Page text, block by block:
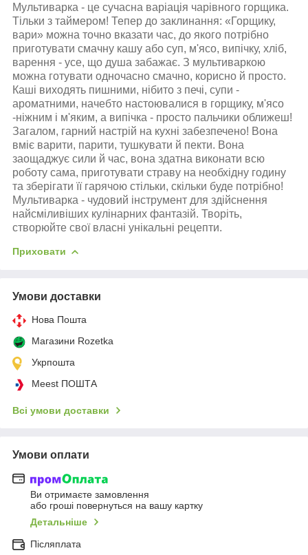
Мультиварка - це сучасна варіація чарівного горщика.
Тільки з таймером! Тепер до заклинання: «Горщику,
вари» можна точно вказати час, до якого потрібно
приготувати смачну кашу або суп, м'ясо, випічку, хліб,
варення - усе, що душа забажає. З мультиваркою
можна готувати одночасно смачно, корисно й просто.
Каші виходять пишними, нібито з печі, супи -
ароматними, начебто настоювалися в горщику, м'ясо
-ніжним і м'яким, а випічка - просто пальчики оближеш!
Загалом, гарний настрій на кухні забезпечено! Вона
вміє варити, парити, тушкувати й пекти. Вона
заощаджує сили й час, вона здатна виконати всю
роботу сама, приготувати страву на необхідну годину
та зберігати її гарячою стільки, скільки буде потрібно!
Мультиварка - чудовий інструмент для здійснення
найсміливіших кулінарних фантазій. Творіть,
створюйте свої власні унікальні рецепти.
Приховати
Умови доставки
Нова Пошта
Магазини Rozetka
Укрпошта
Meest ПОШТА
Всі умови доставки
Умови оплати
Ви отримаєте замовлення
або гроші повернуться на вашу картку
Детальніше
Післяплата